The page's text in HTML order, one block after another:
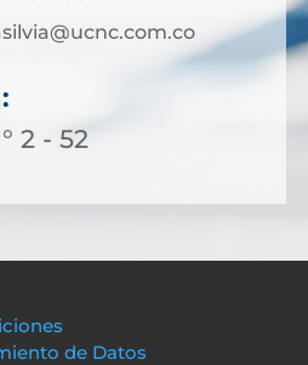
2 - 52
de Datos